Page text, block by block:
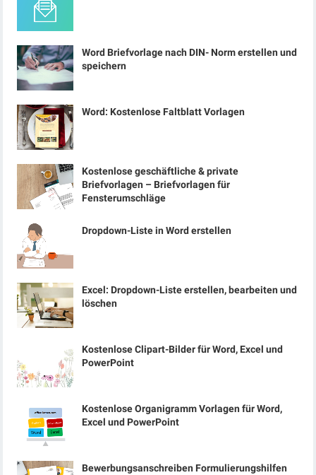
Word Briefvorlage nach DIN- Norm erstellen und
speichern
Word: Kostenlose Faltblatt Vorlagen
Kostenlose geschäftliche & private
Briefvorlagen – Briefvorlagen für
Fensterumschläge
Dropdown-Liste in Word erstellen
Excel: Dropdown-Liste erstellen, bearbeiten und
löschen
Kostenlose Clipart-Bilder für Word, Excel und
PowerPoint
Kostenlose Organigramm Vorlagen für Word,
Excel und PowerPoint
Bewerbungsanschreiben Formulierungshilfen